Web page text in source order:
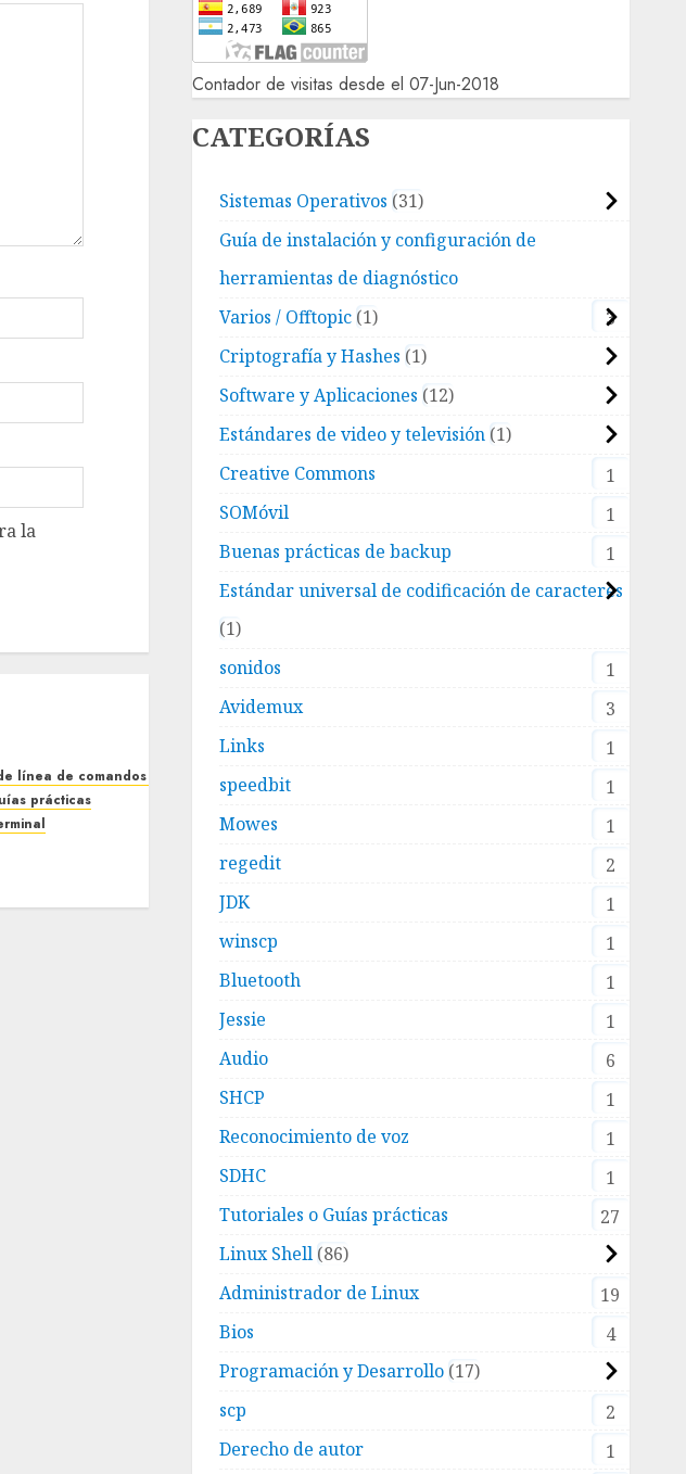
la
línea de comandos (Linux)
prácticas
Contador de visitas desde el 07-Jun-2018
CATEGORÍAS
Sistemas Operativos 31
Guía de instalación y configuración de
herramientas de diagnóstico
3
Varios / Offtopic 1
Criptografía y Hashes 1
Software y Aplicaciones 12
Estándares de video y televisión 1
Creative Commons
1
SOMóvil
1
Buenas prácticas de backup
1
Estándar universal de codificación de caracteres
1
sonidos
1
Avidemux
3
Links
1
speedbit
1
Mowes
1
regedit
2
JDK
1
winscp
1
Bluetooth
1
Jessie
1
Audio
6
SHCP
1
Reconocimiento de voz
1
SDHC
1
Tutoriales o Guías prácticas
27
Linux Shell 86
Administrador de Linux
19
Bios
4
Programación y Desarrollo 17
scp
2
Derecho de autor
1